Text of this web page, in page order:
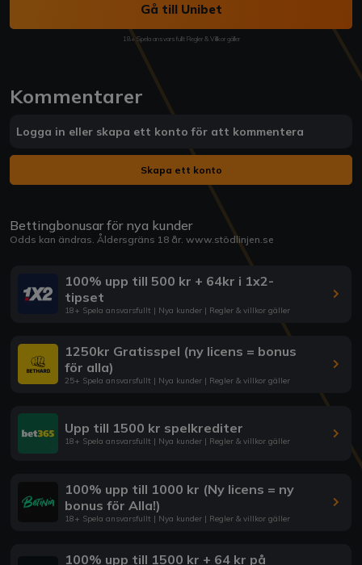
Gå till Unibet
18+ Spela ansvarsfullt Regler & Villkor gäller
Kommentarer
Logga in eller skapa ett konto för att kommentera
Skapa ett konto
Bettingbonusar för nya kunder
Odds kan ändras. Åldersgräns 18 år. www.stödlinjen.se
100% upp till 500 kr + 64kr i 1x2-
tipset
18+ Spela ansvarsfullt | Nya kunder | Regler & villkor gäller
1250kr Gratisspel (ny licens = bonus
för alla)
25+ Spela ansvarsfullt | Nya kunder | Regler & villkor gäller
Upp till 1500 kr spelkrediter
18+ Spela ansvarsfullt | Nya kunder | Regler & villkor gäller
100% upp till 1000 kr (Ny licens = ny
bonus för Alla!)
18+ Spela ansvarsfullt | Nya kunder | Regler & villkor gäller
100% upp till 1500 kr + 64 kr på